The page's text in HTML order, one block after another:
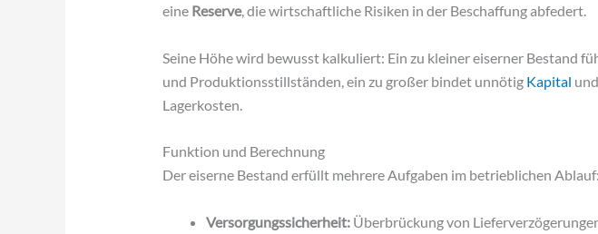
eine Reserve, die wirtschaftliche Risiken in der Beschaffung abfedert.
Seine Höhe wird bewusst kalkuliert: Ein zu kleiner eiserner Bestand
und Produktionsstillständen, ein zu großer bindet unnötig Kapital
Lagerkosten.
Funktion und Berechnung
Der eiserne Bestand erfüllt mehrere Aufgaben im betrieblichen Ablauf:
Versorgungssicherheit:Überbrückung von